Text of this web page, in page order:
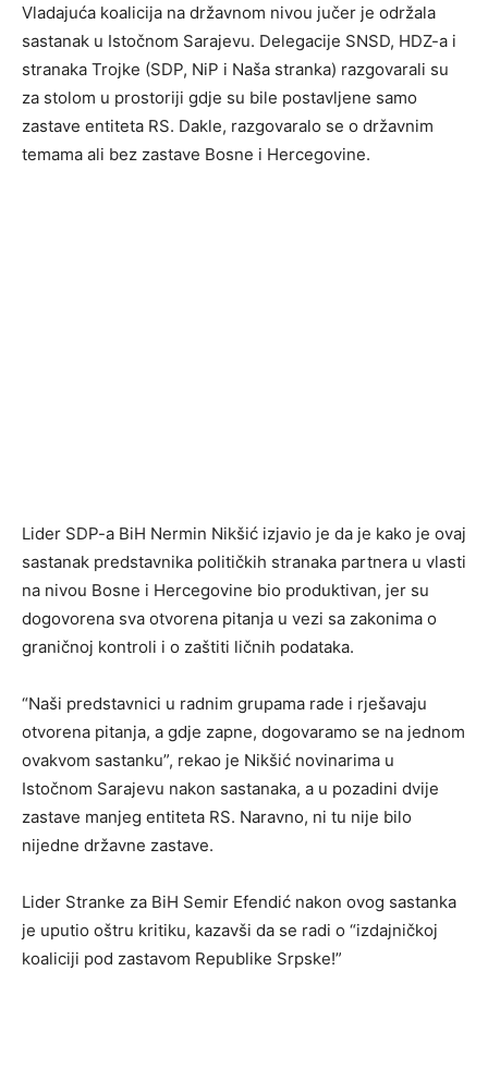
Vladajuća koalicija na državnom nivou jučer je održala
sastanak u Istočnom Sarajevu. Delegacije SNSD, HDZ-a i
stranaka Trojke (SDP, NiP i Naša stranka) razgovarali su
za stolom u prostoriji gdje su bile postavljene samo
zastave entiteta RS. Dakle, razgovaralo se o državnim
temama ali bez zastave Bosne i Hercegovine.
Lider SDP-a BiH Nermin Nikšić izjavio je da je kako je ovaj
sastanak predstavnika političkih stranaka partnera u vlasti
na nivou Bosne i Hercegovine bio produktivan, jer su
dogovorena sva otvorena pitanja u vezi sa zakonima o
graničnoj kontroli i o zaštiti ličnih podataka.
“Naši predstavnici u radnim grupama rade i rješavaju
otvorena pitanja, a gdje zapne, dogovaramo se na jednom
ovakvom sastanku”, rekao je Nikšić novinarima u
Istočnom Sarajevu nakon sastanaka, a u pozadini dvije
zastave manjeg entiteta RS. Naravno, ni tu nije bilo
nijedne državne zastave.
Lider Stranke za BiH Semir Efendić nakon ovog sastanka
je uputio oštru kritiku, kazavši da se radi o “izdajničkoj
koaliciji pod zastavom Republike Srpske!”